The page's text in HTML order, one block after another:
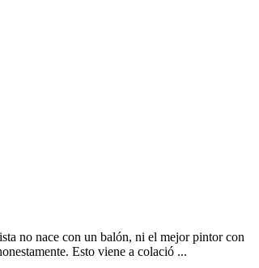
no nace con un balón, ni el mejor pintor con
Esto viene a colació ...